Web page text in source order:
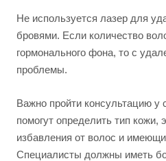
Не используется лазер для
бровями. Если количество
гормонального фона, то с
проблемы.
Важно пройти консультацию у
помогут определить тип
избавления от волос и
Специалисты должны иметь